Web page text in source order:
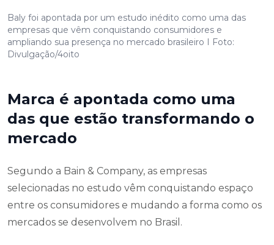
Baly foi apontada por um estudo inédito como uma das
empresas que vêm conquistando consumidores e
ampliando sua presença no mercado brasileiro I Foto:
Divulgação/4oito
Marca é apontada como uma
das que estão transformando o
mercado
Segundo a Bain & Company, as empresas
selecionadas no estudo vêm conquistando espaço
entre os consumidores e mudando a forma como os
mercados se desenvolvem no Brasil.